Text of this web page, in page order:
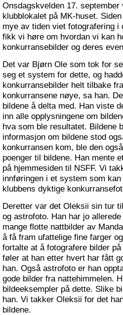
Onsdagskvelden 17.
klubblokalet på MK-huset.
mye av tiden viet fotografering
fikk vi høre om hvordan vi kan
konkurransebilder og deres
Det var Bjørn Ole som tok for
seg et system for dette, og
konkurransebilder helt tilbake
konkurransene nøye, sa han.
bildene å delta med. Han viste
inn alle opplysningene om
hva som ble resultatet. Bildene
informasjon om bildene stod
konkurransen kom, ble den
poenger til bildene. Han mente
på hjemmesiden til NSFF. Vi
innføringen i et system som
klubbens dyktige
Deretter var det Oleksii sin tur
og astrofoto. Han har jo
mange flotte nattbilder av
å få fram ufattelige fine farger
fortalte at å fotografere bilder
føler at han etter hvert har fått
han. Også astrofoto er han
gode bilder fra nattehimmelen.
bildeeksempler på dette. Slike
han. Vi takker Oleksii for det
bildene.